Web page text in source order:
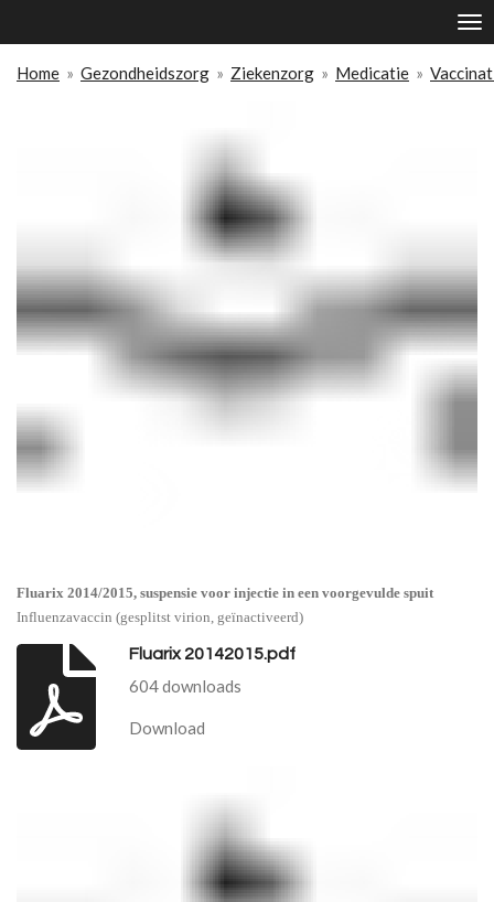
direct
naar
Home » Gezondheidszorg » Ziekenzorg » Medicatie »
Fluarix 2014/2015, suspensie voor injectie in een voorgevulde spuit
Influenzavaccin (gesplitst virion, geïnactiveerd)
Fluarix 20142015.pdf
604 downloads
Download